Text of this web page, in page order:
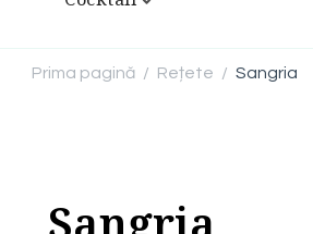
Prima pagină / Rețete / Sangria